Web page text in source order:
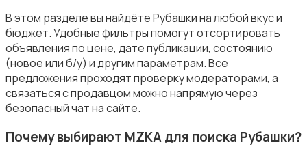
Рубашки
В этом разделе вы найдёте Рубашки на любой вкус и
бюджет. Удобные фильтры помогут отсортировать
объявления по цене, дате публикации, состоянию
(новое или б/у) и другим параметрам. Все
предложения проходят проверку модераторами, а
связаться с продавцом можно напрямую через
безопасный чат на сайте.
Почему выбирают MZKA для поиска Рубашки?